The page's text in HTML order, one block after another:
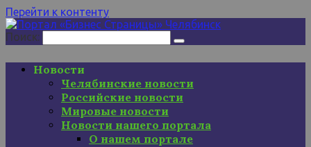
Перейти к контенту
Поиск:
Новости
Челябинские новости
Российские новости
Мировые новости
Новости нашего портала
О нашем портале